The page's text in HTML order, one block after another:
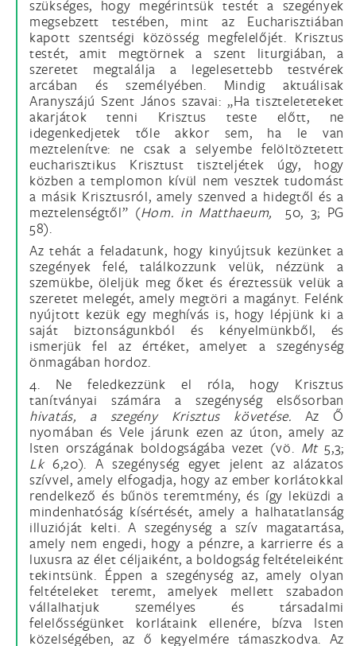
szükséges, hogy megérintsük testét a szegények
megsebzett testében, mint az Eucharisztiában
kapott szentségi közösség megfelelőjét. Krisztus
testét, amit megtörnek a szent liturgiában, a
szeretet megtalálja a legelesettebb testvérek
arcában és személyében. Mindig aktuálisak
Aranyszájú Szent János szavai: „Ha tiszteleteteket
akarjátok tenni Krisztus teste előtt, ne
idegenkedjetek tőle akkor sem, ha le van
meztelenítve: ne csak a selyembe felöltöztetett
eucharisztikus Krisztust tiszteljétek úgy, hogy
közben a templomon kívül nem vesztek tudomást
a másik Krisztusról, amely szenved a hidegtől és a
meztelenségtől” (Hom. in Matthaeum,
50, 3; PG
58).
Az tehát a feladatunk, hogy kinyújtsuk kezünket a
szegények felé, találkozzunk velük, nézzünk a
szemükbe, öleljük meg őket és éreztessük velük a
szeretet melegét, amely megtöri a magányt. Felénk
nyújtott kezük egy meghívás is, hogy lépjünk ki a
saját biztonságunkból és kényelmünkből, és
ismerjük fel az értéket, amelyet a szegénység
önmagában hordoz.
4. Ne feledkezzünk el róla, hogy Krisztus
tanítványai számára a szegénység elsősorban
hivatás, a szegény Krisztus követése. Az Ő
nyomában és Vele járunk ezen az úton, amely az
Isten országának boldogságába vezet (vö. Mt5,3;
Lk6,20). A szegénység egyet jelent az alázatos
szívvel, amely elfogadja, hogy az ember korlátokkal
rendelkező és bűnös teremtmény, és így leküzdi a
mindenhatóság kísértését, amely a halhatatlanság
illuzióját kelti. A szegénység a szív magatartása,
amely nem engedi, hogy a pénzre, a karrierre és a
luxusra az élet céljaiként, a boldogság feltételeiként
tekintsünk. Éppen a szegénység az, amely olyan
feltételeket teremt, amelyek mellett szabadon
vállalhatjuk személyes és társadalmi
felelősségünket korlátaink ellenére, bízva Isten
közelségében, az ő kegyelmére támaszkodva. Az